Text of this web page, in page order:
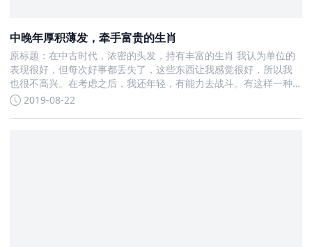
中晚年厚积薄发，牵手富贵的生肖
原标题：在中古时代，浓密的头发，持有丰富的生肖 我认为单位的
表现很好，但每次好事都丢失了，这些东西让我感觉很好，所以我
也很不高兴。在考虑之后，我还年轻，有能力去战斗。有这样一种
说法：有一个理想的地方
2019-08-22